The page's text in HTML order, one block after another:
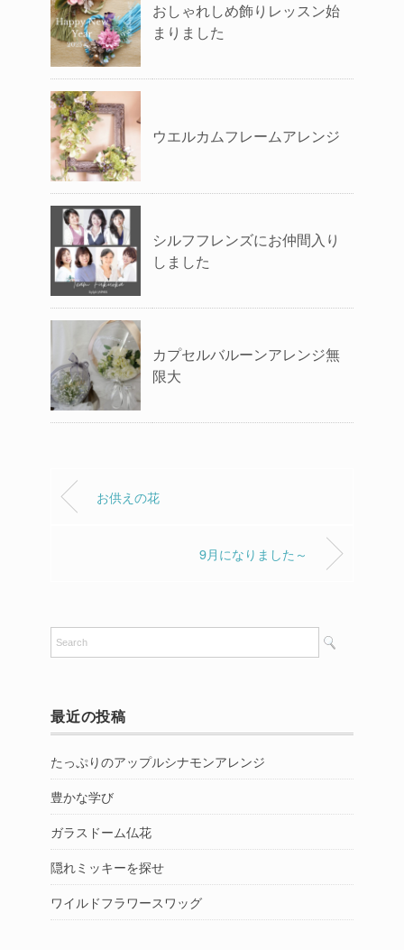
おしゃれしめ飾りレッスン始
まりました
ウエルカムフレームアレンジ
シルフフレンズにお仲間入り
しました
カプセルバルーンアレンジ無
限大
お供えの花
9月になりました～
最近の投稿
たっぷりのアップルシナモンアレンジ
豊かな学び
ガラスドーム仏花
隠れミッキーを探せ
ワイルドフラワースワッグ